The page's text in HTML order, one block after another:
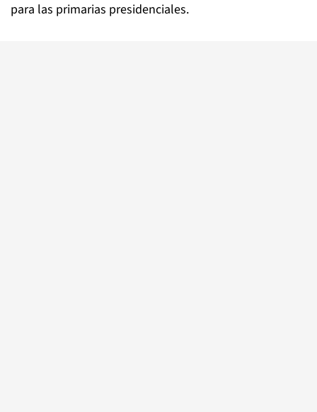
para las primarias presidenciales.